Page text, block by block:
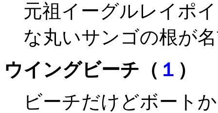
元祖イーグルレイポ
な丸いサンゴの根が
ウイングビーチ（ １ ）
ビーチだけどボート